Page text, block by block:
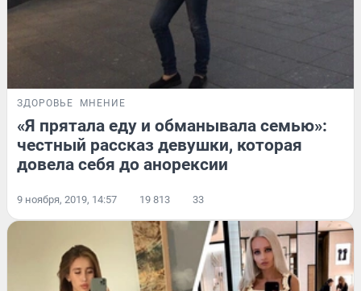
ЗДОРОВЬЕ МНЕНИЕ
«Я прятала еду и обманывала семью»:
честный рассказ девушки, которая
довела себя до анорексии
9 ноября, 2019, 14:57 19 813 33